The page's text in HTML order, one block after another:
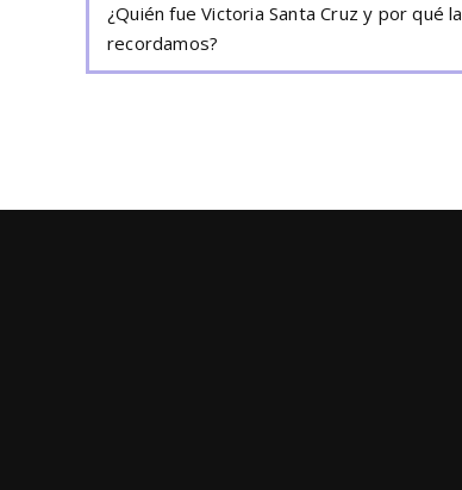
¿Quién fue Victoria Santa Cruz y por qué la
recordamos?